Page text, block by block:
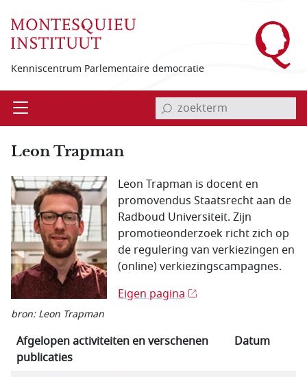
Kenniscentrum Parlementaire democratie
Open invoerveld zoekterm
Leon Trapman
bron: Leon Trapman
Leon Trapman is docent en
promovendus Staatsrecht aan de
Radboud Universiteit. Zijn
promotieonderzoek richt zich op
de regulering van verkiezingen en
(online) verkiezingscampagnes.
Eigen pagina
Afgelopen activiteiten en verschenen
publicaties
Datum